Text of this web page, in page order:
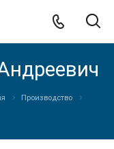
Производство